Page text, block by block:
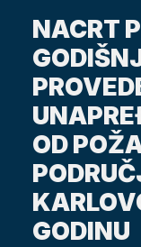
NACRT
OD
GODINU